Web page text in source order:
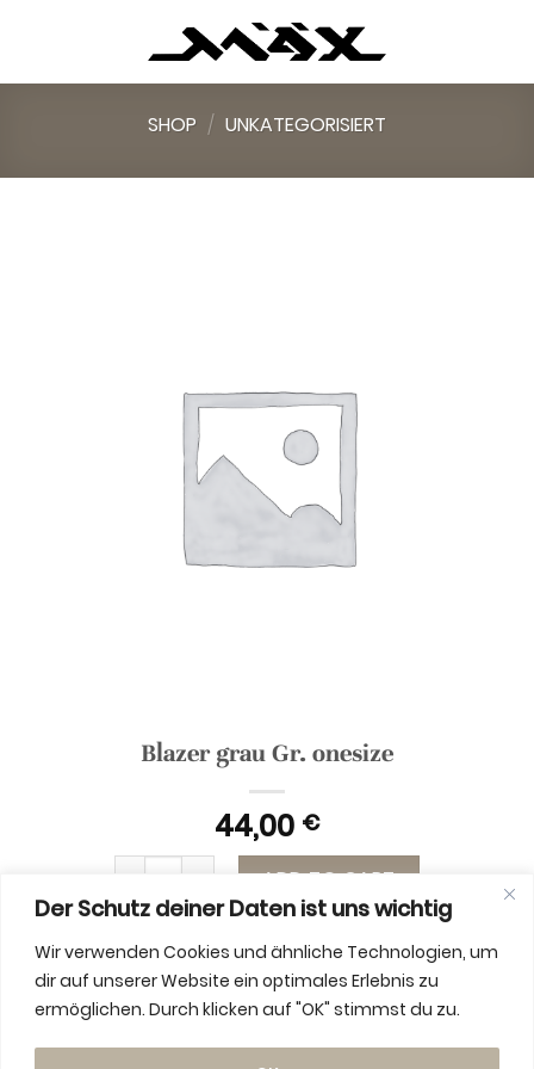
Der Schutz deiner Daten ist uns wichtig
Wir verwenden Cookies und ähnliche Technologien, um
dir auf unserer Website ein optimales Erlebnis zu
ermöglichen. Durch klicken auf "OK" stimmst du zu.
SHOP / UNKATEGORISIERT
Blazer grau Gr. onesize
44,00 €
Blazer grau Gr. onesize quantity
ADD TO CART
ADDITIONAL INFORMATION